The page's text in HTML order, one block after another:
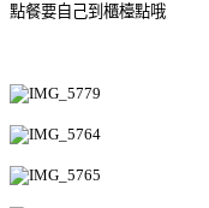
點餐要自己到櫃檯點哦